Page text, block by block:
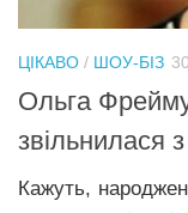
ЦІКАВО / ШОУ-БІЗ
Ольга
звільнилася
Кажуть,